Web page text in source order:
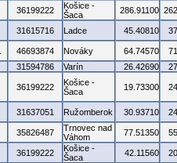
36199222
Košice -
Šaca
286.91100
31615716 Ladce 45.40810
46693874 Nováky 64.74570
31594786 Varín 26.42690
36199222
Košice -
Šaca
19.73300
31637051 Ružomberok 30.93710
35826487
Trnovec nad
Váhom
77.51350
36199222
Košice -
Šaca
42.11560